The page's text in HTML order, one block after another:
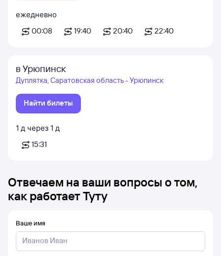
ежедневно
00:08
19:40 20:40 22:40
в Урюпинск
Дуплятка, Саратовская область - Урюпинск
Найти билеты
1 д через 1 д
15:31
Отвечаем на ваши вопросы о том,
как работает Туту
Ваше имя